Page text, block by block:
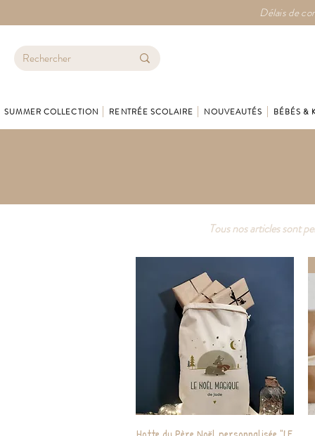
Délais de
SUMMER COLLECTION RENTRÉE SCOLAIRE NOUVEAUTÉS BÉBÉS &
Tous nos articles sont
Aperçu rapide